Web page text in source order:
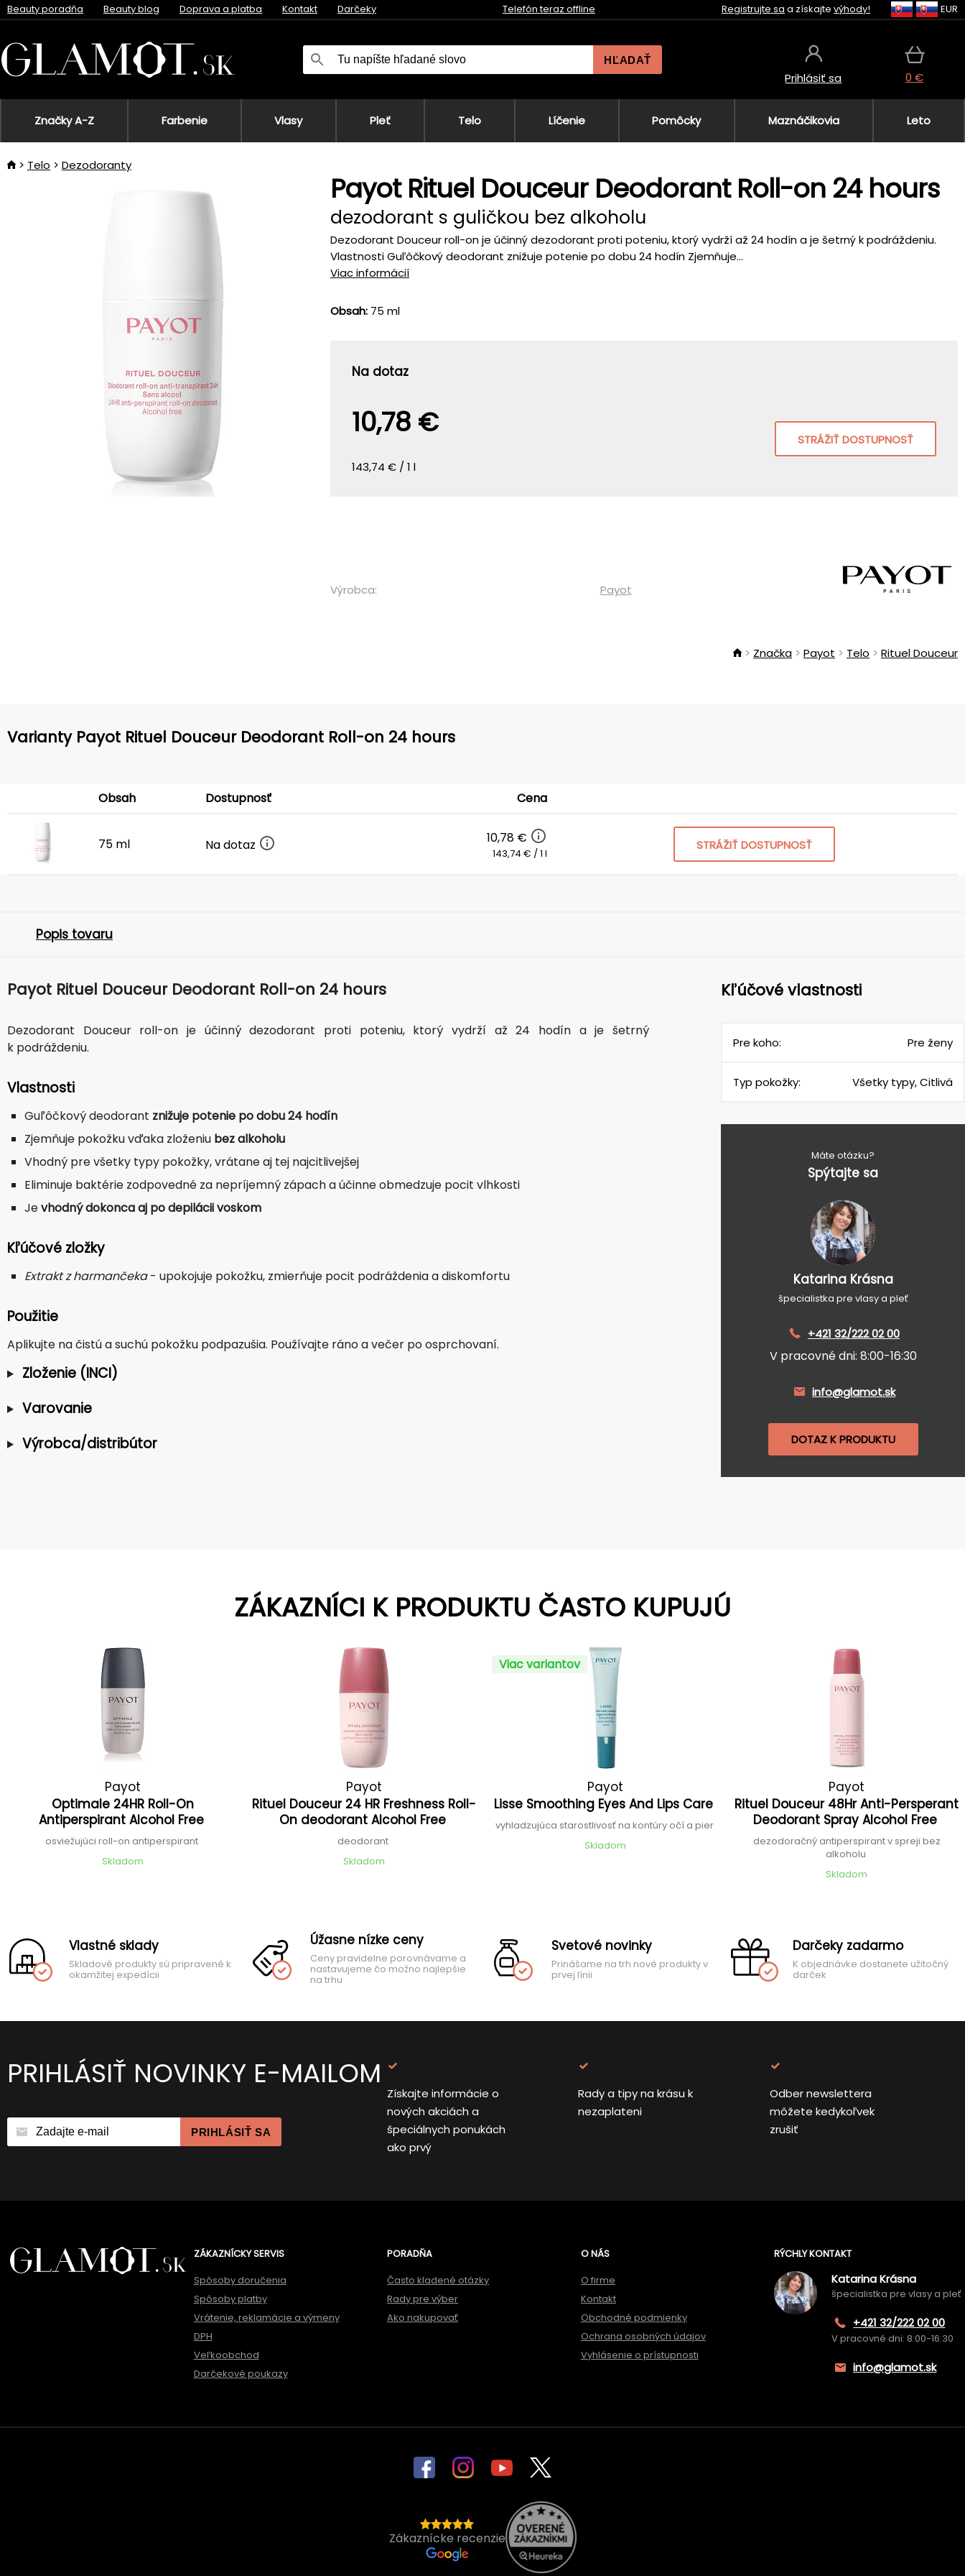
Beauty poradňa Beauty blog Doprava a platba Kontakt Darčeky Telefón teraz offline Registrujte sa a získajte výhody! EUR
HĽADAŤ
Prihlásiť sa 0 €
Značky A-Z Farbenie Vlasy Pleť Telo Líčenie Pomôcky Maznáčikovia Leto
Telo Dezodoranty
Payot Rituel Douceur Deodorant Roll-on 24 hours
dezodorant s guličkou bez alkoholu
Dezodorant Douceur roll-on je účinný dezodorant proti poteniu, ktorý vydrží až 24 hodín a je šetrný k podráždeniu.
Vlastnosti Guľôčkový deodorant znižuje potenie po dobu 24 hodín Zjemňuje...
Viac informácií
Obsah: 75 ml
Na dotaz
10,78 €
143,74 € / 1 l
STRÁŽIŤ DOSTUPNOSŤ
Výrobca: Payot
Značka Payot Telo Rituel Douceur
Varianty Payot Rituel Douceur Deodorant Roll-on 24 hours
Obsah Dostupnosť Cena
75 ml Na dotaz 10,78 €
143,74 € / 1 l
STRÁŽIŤ DOSTUPNOSŤ
Popis tovaru
Payot Rituel Douceur Deodorant Roll-on 24 hours
Dezodorant Douceur roll-on je účinný dezodorant proti poteniu, ktorý vydrží až 24 hodín a je šetrný
k podráždeniu.
Vlastnosti
Guľôčkový deodorant znižuje potenie po dobu 24 hodín
Zjemňuje pokožku vďaka zloženiu bez alkoholu
Vhodný pre všetky typy pokožky, vrátane aj tej najcitlivejšej
Eliminuje baktérie zodpovedné za nepríjemný zápach a účinne obmedzuje pocit vlhkosti
Jevhodný dokonca aj po depilácii voskom
Kľúčové zložky
Extrakt z harmančeka- upokojuje pokožku, zmierňuje pocit podráždenia a diskomfortu
Použitie
Aplikujte na čistú a suchú pokožku podpazušia. Používajte ráno a večer po osprchovaní.
Zloženie (INCI)
Varovanie
Výrobca/distribútor
Kľúčové vlastnosti
Pre koho: Pre ženy
Typ pokožky: Všetky typy, Citlivá
Máte otázku?
Spýtajte sa
Katarina Krásna
špecialistka pre vlasy a pleť
+421 32/222 02 00
V pracovné dni: 8:00-16:30
info@glamot.sk
DOTAZ K PRODUKTU
ZÁKAZNÍCI K PRODUKTU ČASTO KUPUJÚ
Payot
Optimale 24HR Roll-On
Antiperspirant Alcohol Free
osviežujúci roll-on antiperspirant
Skladom
Payot
Rituel Douceur 24 HR Freshness Roll-
On deodorant Alcohol Free
deodorant
Skladom
Viac variantov
Payot
Lisse Smoothing Eyes And Lips Care
vyhladzujúca starostlivosť na kontúry očí a pier
Skladom
Payot
Rituel Douceur 48Hr Anti-Persperant
Deodorant Spray Alcohol Free
dezodoračný antiperspirant v spreji bez
alkoholu
Skladom
Vlastné sklady
Skladové produkty sú pripravené k
okamžitej expedícii
Úžasne nízke ceny
Ceny pravidelne porovnávame a
nastavujeme čo možno najlepšie
na trhu
Svetové novinky
Prinášame na trh nové produkty v
prvej línii
Darčeky zadarmo
K objednávke dostanete užitočný
darček
PRIHLÁSIŤ NOVINKY E-MAILOM
PRIHLÁSIŤ SA
Získajte informácie o
nových akciách a
špeciálnych ponukách
ako prvý
Rady a tipy na krásu k
nezaplateni
Odber newslettera
môžete kedykoľvek
zrušiť
ZÁKAZNÍCKY SERVIS
Spôsoby doručenia
Spôsoby platby
Vrátenie, reklamácie a výmeny
DPH
Veľkoobchod
Darčekové poukazy
PORADŇA
Často kladené otázky
Rady pre výber
Ako nakupovať
O NÁS
O firme
Kontakt
Obchodné podmienky
Ochrana osobných údajov
Vyhlásenie o prístupnosti
RÝCHLY KONTAKT
Katarina Krásna
špecialistka pre vlasy a pleť
+421 32/222 02 00
V pracovné dni: 8:00-16:30
info@glamot.sk
Zákaznícke recenzie